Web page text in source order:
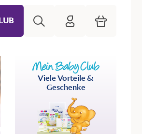
HiPP Mein Babyclub
Warenkorb
Viele Vorteile &
Geschenke